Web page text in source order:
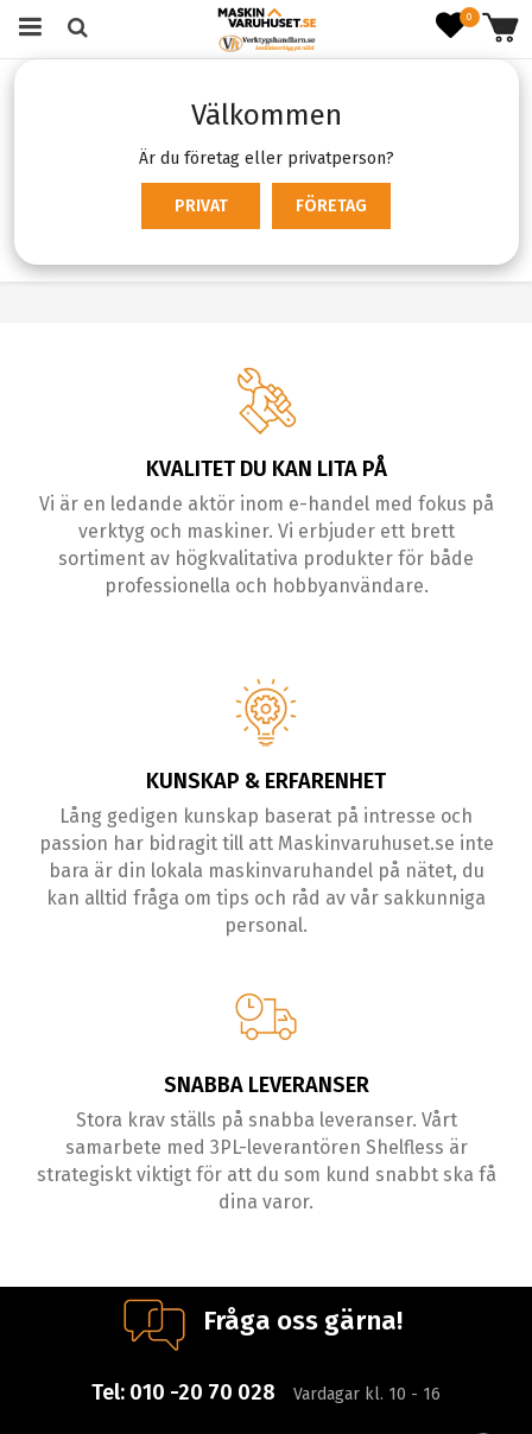
0
Välkommen
Är du företag eller privatperson?
PRIVAT FÖRETAG
VVS & Inomhusklimat
Sortering
KVALITET DU KAN LITA PÅ
Vi är en ledande aktör inom e-handel med fokus på
verktyg och maskiner. Vi erbjuder ett brett
sortiment av högkvalitativa produkter för både
professionella och hobbyanvändare.
KUNSKAP & ERFARENHET
Lång gedigen kunskap baserat på intresse och
passion har bidragit till att Maskinvaruhuset.se inte
bara är din lokala maskinvaruhandel på nätet, du
kan alltid fråga om tips och råd av vår sakkunniga
personal.
SNABBA LEVERANSER
Stora krav ställs på snabba leveranser. Vårt
samarbete med 3PL-leverantören Shelfless är
strategiskt viktigt för att du som kund snabbt ska få
dina varor.
Fråga oss gärna!
Tel: 010 -20 70 028 Vardagar kl. 10 - 16